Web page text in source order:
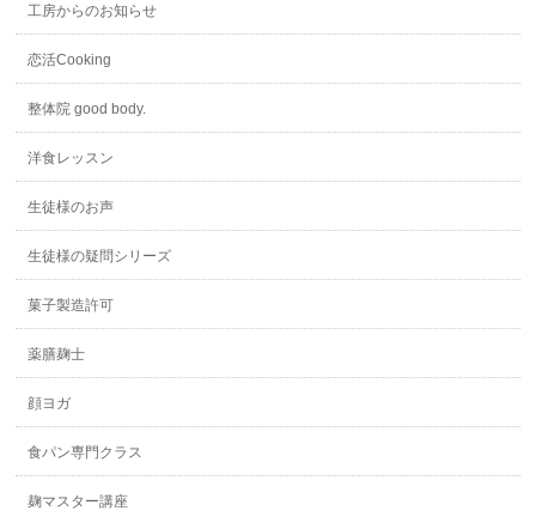
工房からのお知らせ
恋活Cooking
整体院 good body.
洋食レッスン
生徒様のお声
生徒様の疑問シリーズ
菓子製造許可
薬膳麹士
顔ヨガ
食パン専門クラス
麹マスター講座